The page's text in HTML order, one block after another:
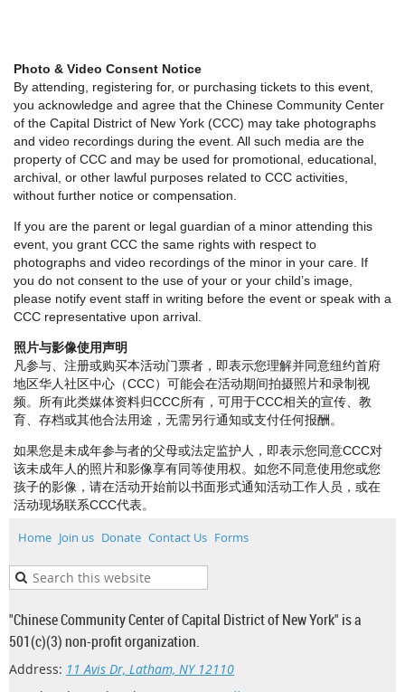
Photo & Video Consent Notice
By attending, registering for, or purchasing tickets to this event,
you acknowledge and agree that the Chinese Community Center
of the Capital District of New York (CCC) may take photographs
and video recordings during the event. All such media are the
property of CCC and may be used for promotional, educational,
archival, or other lawful purposes related to CCC activities,
without further notice or compensation.
If you are the parent or legal guardian of a minor attending this
event, you grant CCC the same rights with respect to
photographs and video recordings of the minor in your care. If
you do not consent to the use of your or your child’s image,
please notify event staff in writing before the event or speak with a
CCC representative upon arrival.
照片与影像使用声明
凡参与、注册或购买本活动门票者，即表示您理解并同意纽约首府
地区华人社区中心（CCC）可能会在活动期间拍摄照片和录制视
频。所有此类媒体资料归CCC所有，可用于CCC相关的宣传、教
育、存档或其他合法用途，无需另行通知或支付任何报酬。
如果您是未成年参与者的父母或法定监护人，即表示您同意CCC对
该未成年人的照片和影像享有同等使用权。如您不同意使用您或您
孩子的影像，请在活动开始前以书面形式通知活动工作人员，或在
活动现场联系CCC代表。
Home Join us Donate Contact Us Forms
"Chinese Community Center of Capital District of New York" is a
501(c)(3) non-profit organization.
Address: 11 Avis Dr, Latham, NY 12110